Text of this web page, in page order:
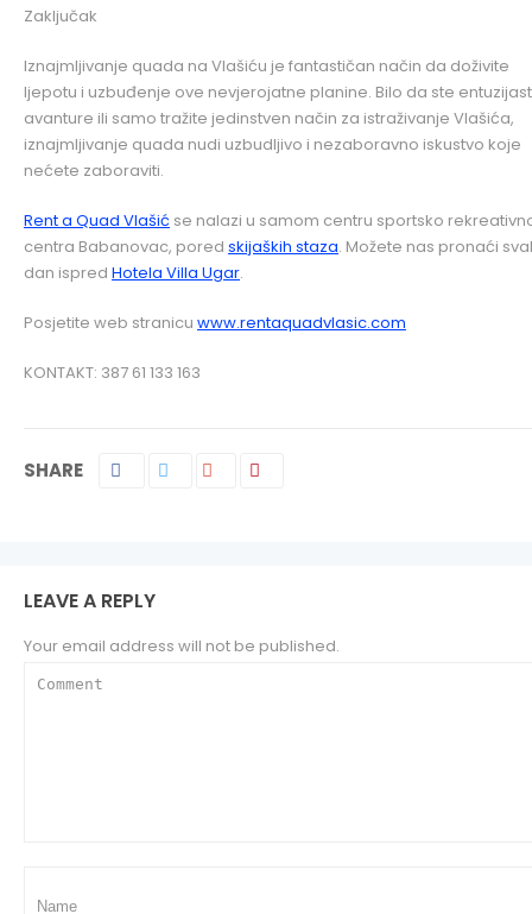
Zaključak
Iznajmljivanje quada na Vlašiću je fantastičan način da doživite
ljepotu i uzbuđenje ove nevjerojatne planine. Bilo da ste
avanture ili samo tražite jedinstven način za istraživanje Vlašića,
iznajmljivanje quada nudi uzbudljivo i nezaboravno iskustvo koje
nećete zaboraviti.
Rent a Quad Vlašić se nalazi u samom centru sportsko
centra Babanovac, pored skijaških staza. Možete nas pronaći
dan ispred Hotela Villa Ugar.
Posjetite web stranicu www.rentaquadvlasic.com
KONTAKT: 387 61 133 163
SHARE
LEAVE A REPLY
Your email address will not be published.